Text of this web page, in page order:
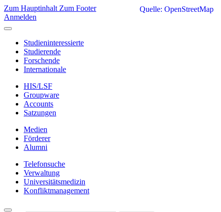
Zum Hauptinhalt Zum Footer
Anmelden
Studieninteressierte
Studierende
Forschende
Internationale
HIS/LSF
Groupware
Accounts
Satzungen
Medien
Förderer
Alumni
Telefonsuche
Verwaltung
Universitätsmedizin
Konfliktmanagement
Quelle: OpenStreetMap